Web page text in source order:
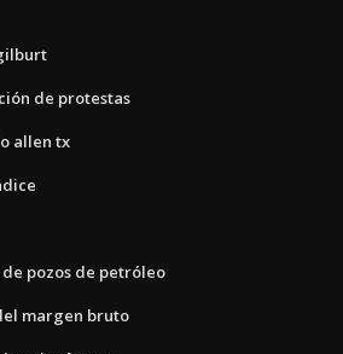
de protestas
allen tx
pozos de petróleo
margen bruto